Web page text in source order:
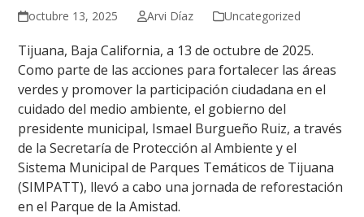
octubre 13, 2025 Arvi Díaz Uncategorized
Tijuana, Baja California, a 13 de octubre de 2025.
Como parte de las acciones para fortalecer las áreas
verdes y promover la participación ciudadana en el
cuidado del medio ambiente, el gobierno del
presidente municipal, Ismael Burgueño Ruiz, a través
de la Secretaría de Protección al Ambiente y el
Sistema Municipal de Parques Temáticos de Tijuana
(SIMPATT), llevó a cabo una jornada de reforestación
en el Parque de la Amistad.